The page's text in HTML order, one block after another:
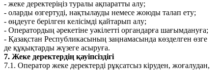
- жеке деректеріңіз туралы ақпаратты алу;
- оларды өзгертуді, нақтылауды немесе жоюды талап ету;
- өңдеуге берілген келісімді қайтарып алу;
- Оператордың әрекетіне уәкілетті органдарға шағымдануға;
- Қазақстан Республикасының заңнамасында көзделген өзге
де құқықтарды жүзеге асыруға.
7. Жеке деректердің қауіпсіздігі
7.1. Оператор жеке деректерді рұқсатсыз кіруден, жоғалудан,